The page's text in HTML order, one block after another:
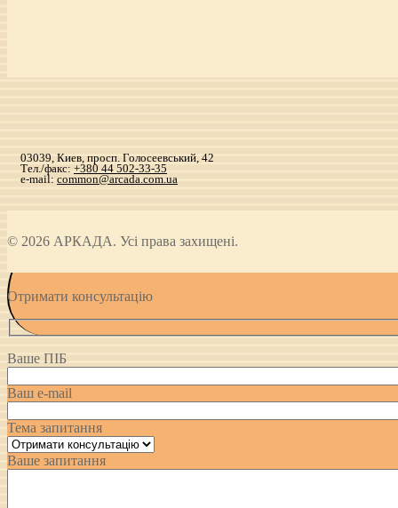
03039, Киев, просп. Голосеевський, 42
Тел./факс: +380 44 502-33-35
e-mail: common@arcada.com.ua
© 2026 АРКАДА. Усі права захищені.
Отримати консультацію
Ваше ПІБ
Ваш e-mail
Тема запитання
Ваше запитання